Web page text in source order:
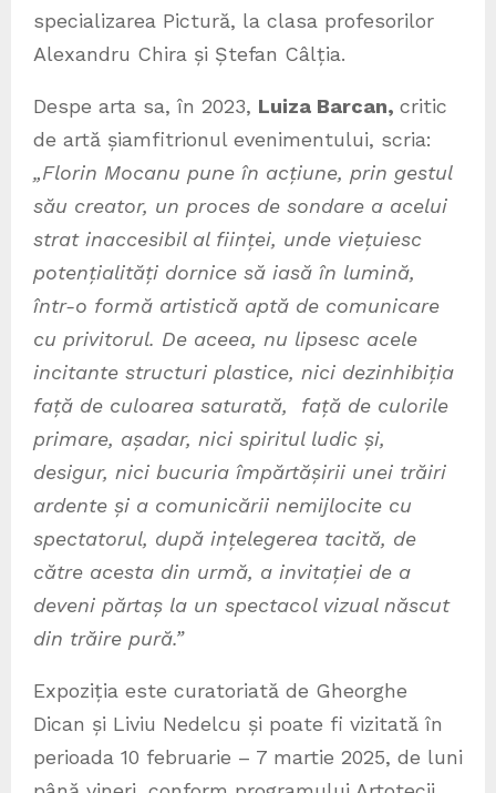
specializarea Pictură, la clasa profesorilor
Alexandru Chira și Ștefan Câlția.
Despe arta sa, în 2023, Luiza Barcan, critic
de artă șiamfitrionul evenimentului, scria:
„Florin Mocanu pune în acțiune, prin gestul
său creator, un proces de sondare a acelui
strat inaccesibil al ființei, unde viețuiesc
potențialități dornice să iasă în lumină,
într-o formă artistică aptă de comunicare
cu privitorul. De aceea, nu lipsesc acele
incitante structuri plastice, nici dezinhibiția
față de culoarea saturată, față de culorile
primare, așadar, nici spiritul ludic și,
desigur, nici bucuria împărtășirii unei trăiri
ardente și a comunicării nemijlocite cu
spectatorul, după ințelegerea tacită, de
către acesta din urmă, a invitației de a
deveni părtaș la un spectacol vizual născut
din trăire pură.”
Expoziția este curatoriată de Gheorghe
Dican și Liviu Nedelcu și poate fi vizitată în
perioada 10 februarie – 7 martie 2025, de luni